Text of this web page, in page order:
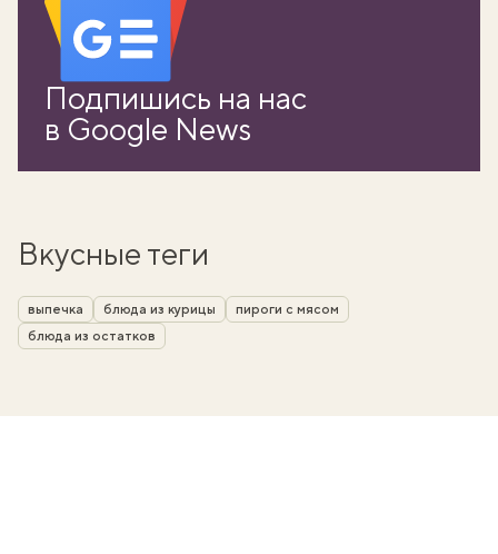
Подпишись на нас
в Google News
Вкусные теги
выпечка блюда из курицы
пироги с мясом
блюда из остатков